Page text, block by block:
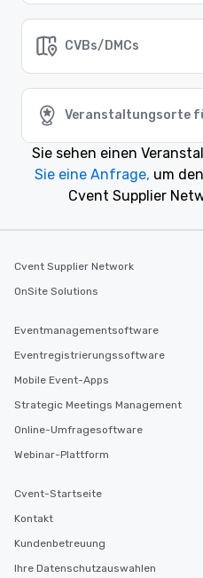
CVBs/DMCs
Veranstaltungsorte
Sie sehen einen
Sie eine Anfrage, um
Cvent Supplier
Cvent Supplier Network
OnSite Solutions
Eventmanagementsoftware
Eventregistrierungssoftware
Mobile Event-Apps
Strategic Meetings Management
Online-Umfragesoftware
Webinar-Plattform
Cvent-Startseite
Kontakt
Kundenbetreuung
Ihre Datenschutzauswahlen